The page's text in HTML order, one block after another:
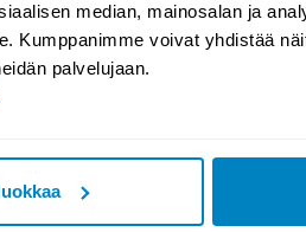
median, mainosalan ja
Kumppanimme voivat yhdistää
palvelujaan.
Katso millaisia
osio: